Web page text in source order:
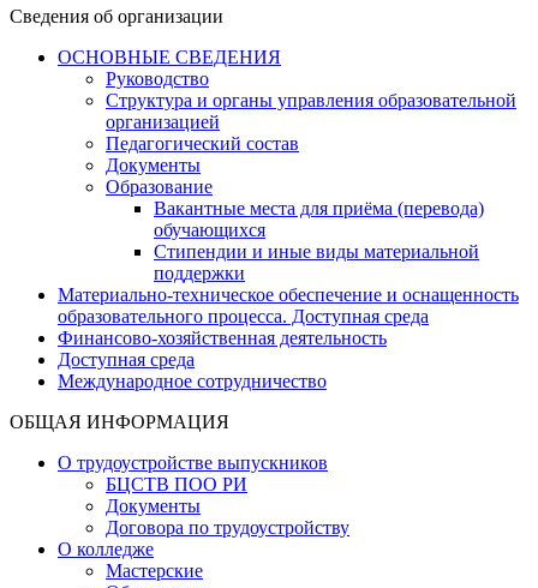
Сведения об организации
ОСНОВНЫЕ СВЕДЕНИЯ
Руководство
Структура и органы управления образовательной
организацией
Педагогический состав
Документы
Образование
Вакантные места для приёма (перевода)
обучающихся
Стипендии и иные виды материальной
поддержки
Материально-техническое обеспечение и оснащенность
образовательного процесса. Доступная среда
Финансово-хозяйственная деятельность
Доступная среда
Международное сотрудничество
ОБЩАЯ ИНФОРМАЦИЯ
О трудоустройстве выпускников
БЦСТВ ПОО РИ
Документы
Договора по трудоустройству
О колледже
Мастерские